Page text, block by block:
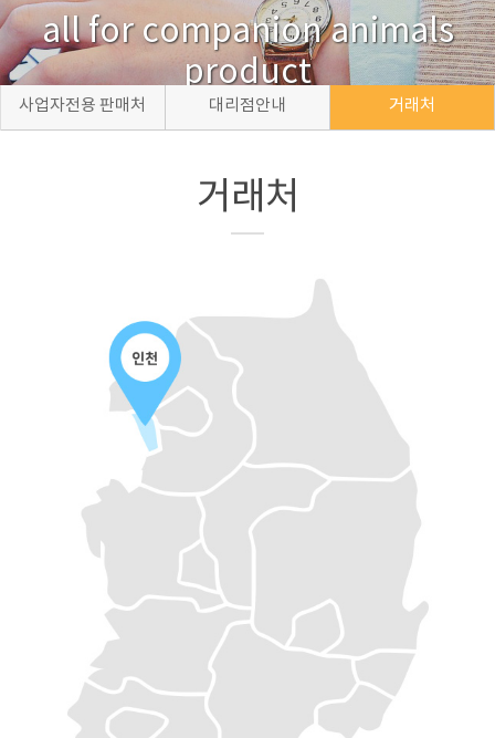
all for companion animals
product
사업자전용 판매처 대리점안내 거래처
거래처